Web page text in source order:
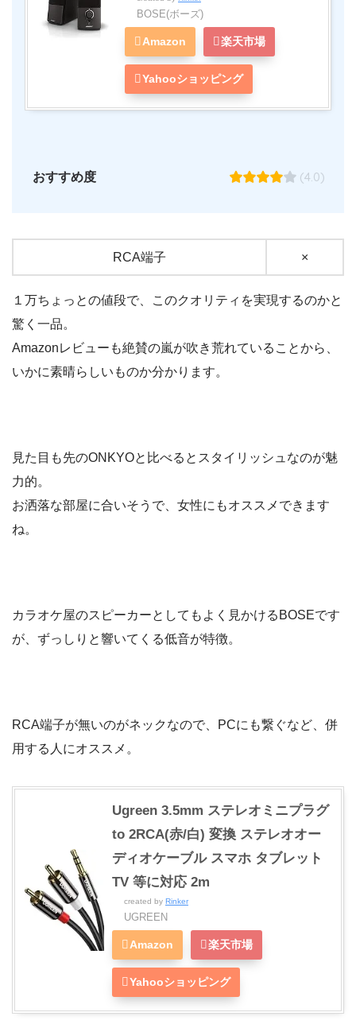
BOSE(ボーズ)
Amazon 楽天市場
Yahooショッピング
おすすめ度 (4.0)
RCA端子 ×
１万ちょっとの値段で、このクオリティを実現するのかと
驚く一品。
Amazonレビューも絶賛の嵐が吹き荒れていることから、
いかに素晴らしいものか分かります。
見た目も先のONKYOと比べるとスタイリッシュなのが魅
力的。
お洒落な部屋に合いそうで、女性にもオススメできます
ね。
カラオケ屋のスピーカーとしてもよく見かけるBOSEです
が、ずっしりと響いてくる低音が特徴。
RCA端子が無いのがネックなので、PCにも繋ぐなど、併
用する人にオススメ。
Ugreen 3.5mm ステレオミニプラグ
to 2RCA(赤/白) 変換 ステレオオー
ディオケーブル スマホ タブレット
TV 等に対応 2m
created by Rinker
UGREEN
Amazon 楽天市場
Yahooショッピング